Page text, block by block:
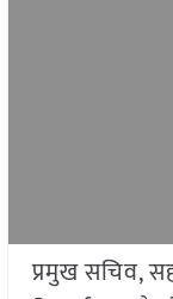
प्रमुख सचिव,